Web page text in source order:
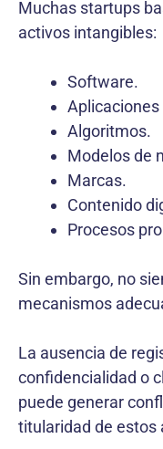
Muchas startups
activos intangibles:
Software.
Algoritmos.
Modelos de
Marcas.
Contenido
Procesos
Sin embargo, no
mecanismos
La ausencia de
confidencialidad o
puede generar
titularidad de estos